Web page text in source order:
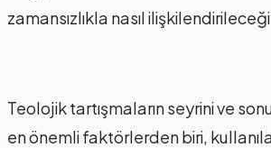
zamansızlıkla nasıl
Teolojik tartışmaların seyrini ve
en önemli faktörlerden biri,